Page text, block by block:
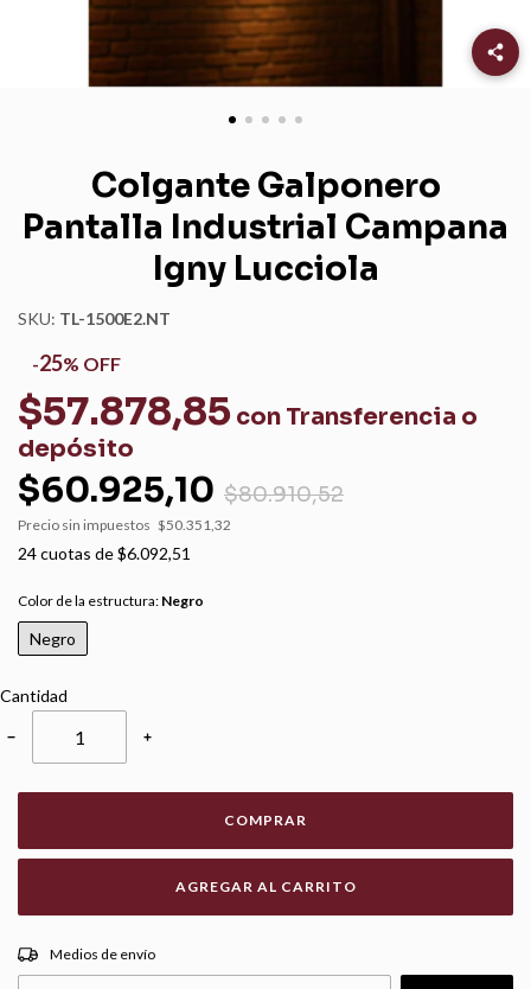
Colgante Galponero
Pantalla Industrial Campana
Igny Lucciola
SKU: TL-1500E2.NT
-25% OFF
$57.878,85 con Transferencia o
depósito
$60.925,10 $80.910,52
Precio sin impuestos $50.351,32
24cuotas de$6.092,51
Color de la estructura: Negro
Negro
Cantidad
− +
COMPRAR
Entregas para el CP:
Medios de envío